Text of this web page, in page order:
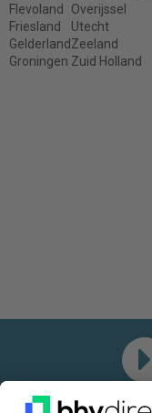
Flevoland
Friesland
Gelderland
Groningen
Overijssel
Utecht
Zeeland
Zuid Holland